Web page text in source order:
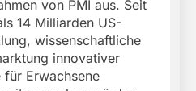
von PMI aus. Seit
14 Milliarden US-
wissenschaftliche
innovativer
Erwachsene